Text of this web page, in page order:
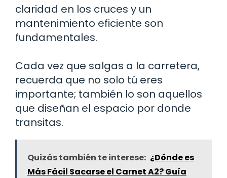
claridad en los cruces y un
mantenimiento eficiente son
fundamentales.
Cada vez que salgas a la carretera,
recuerda que no solo tú eres
importante; también lo son aquellos
que diseñan el espacio por donde
transitas.
Quizás también te interese: ¿Dónde es
Más Fácil Sacarse el Carnet A2? Guía